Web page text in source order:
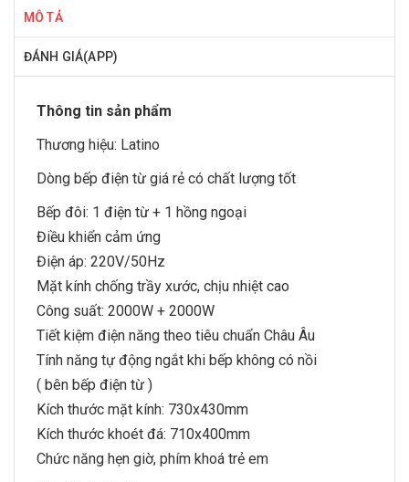
MÔ TẢ
ĐÁNH GIÁ(APP)
Thông tin sản phẩm
Thương hiệu: Latino
Dòng bếp điện từ giá rẻ có chất lượng tốt
Bếp đôi: 1 điện từ + 1 hồng ngoại
Điều khiển cảm ứng
Điện áp: 220V/50Hz
Mặt kính chống trầy xước, chịu nhiệt cao
Công suất: 2000W + 2000W
Tiết kiệm điện năng theo tiêu chuẩn Châu Âu
Tính năng tự động ngắt khi bếp không có nồi
( bên bếp điện từ )
Kích thước mặt kính: 730x430mm
Kích thước khoét đá: 710x400mm
Chức năng hẹn giờ, phím khoá trẻ em